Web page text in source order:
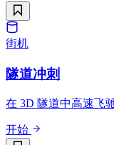
街机
隧道冲刺
在 3D 隧道中高速飞
开始